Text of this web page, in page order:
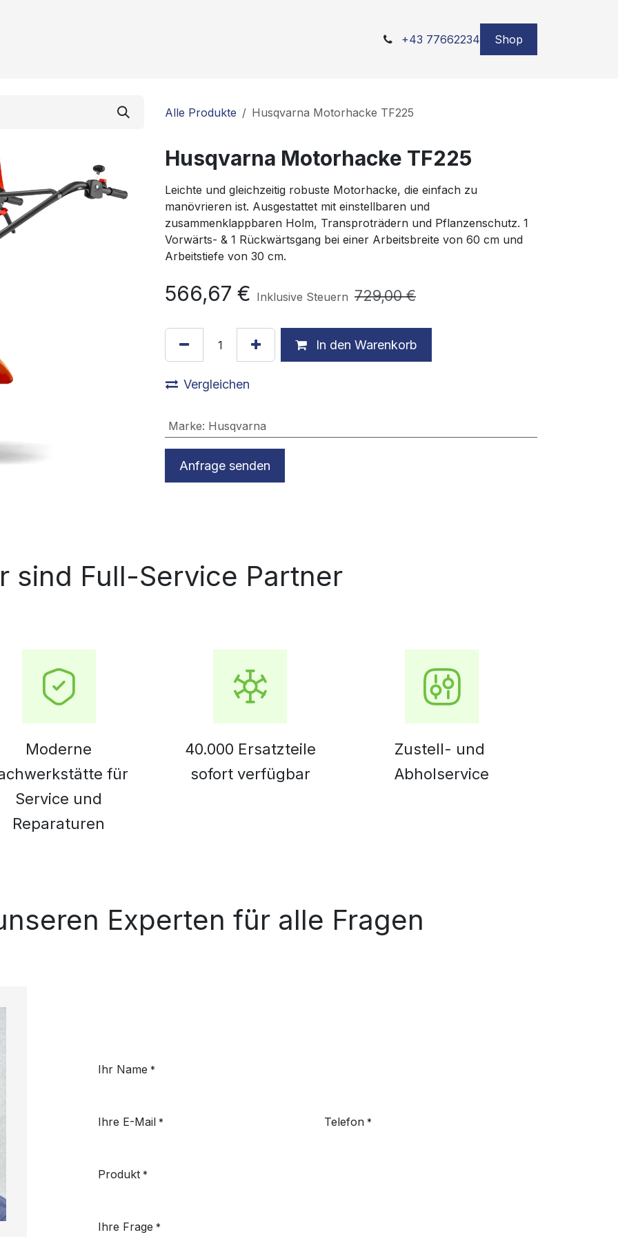
+43 77662234 Shop
Alle Produkte Husqvarna Motorhacke TF225
Husqvarna Motorhacke TF225
Leichte und gleichzeitig robuste Motorhacke, die einfach zu
manövrieren ist. Ausgestattet mit einstellbaren und
zusammenklappbaren Holm, Transproträdern und Pflanzenschutz. 1
Vorwärts- & 1 Rückwärtsgang bei einer Arbeitsbreite von 60 cm und
Arbeitstiefe von 30 cm.
566,67 € Inklusive Steuern 729,00€
In den Warenkorb
Vergleichen
Marke: Husqvarna
Anfrage senden
sind Full-Service Partner
Zustell- und
Abholservice
40.000 Ersatzteile
sofort verfügbar
Moderne
für
Service und
Reparaturen
Experten für alle Fragen
Ihr Name *
Ihre E-Mail * Telefon *
Produkt*
Ihre Frage *